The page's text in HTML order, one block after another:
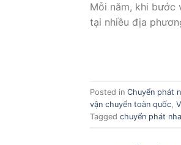
Mỗi năm, khi bước
tại nhiều địa
Posted in Chuyển phát
vận chuyển toàn quốc
Tagged chuyển phát